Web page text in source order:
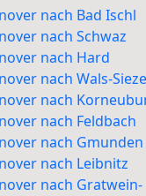
nach Bad Ischl
nach Schwaz
nach Hard
nach Wals-
nach
nach Feldbach
nach Gmunden
nach Leibnitz
nach Gratwein-